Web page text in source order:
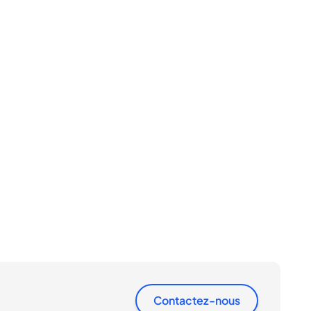
Contactez-nous